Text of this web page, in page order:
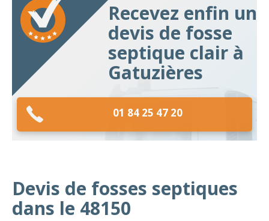
Recevez enfin un
devis de fosse
septique clair à
Gatuzières
01 84 25 47 20
Devis de fosses septiques
dans le 48150